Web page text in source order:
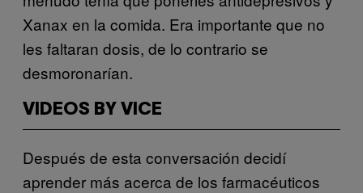
Xanax en la comida. Era importante que no
les faltaran dosis, de lo contrario se
desmoronarían.
VIDEOS BY VICE
Después de esta conversación decidí
aprender más acerca de los farmacéuticos